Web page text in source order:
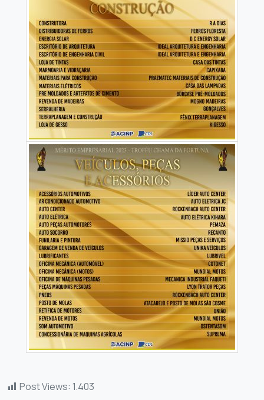
Post Views: 1.403